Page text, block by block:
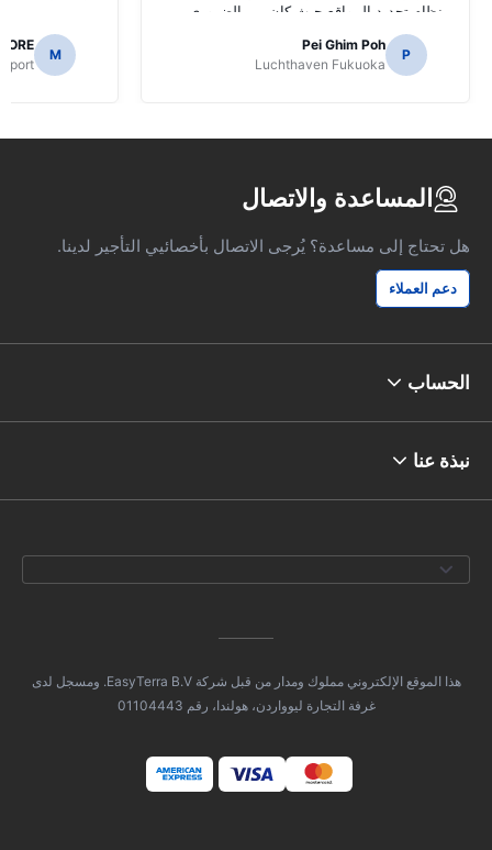
نظام تحديد المواقع حيث كان من الضروري
للتنقل الطرق اليابانية.
P
Pei Ghim Poh
Luchthaven Fukuoka
M
المساعدة والاتصال
هل تحتاج إلى مساعدة؟ يُرجى الاتصال بأخصائيي التأجير لدينا.
دعم العملاء
الحساب
نبذة عنا
هذا الموقع الإلكتروني مملوك ومدار من قبل شركة EasyTerra B.V. ومسجل لدى
غرفة التجارة ليوواردن، هولندا، رقم 01104443